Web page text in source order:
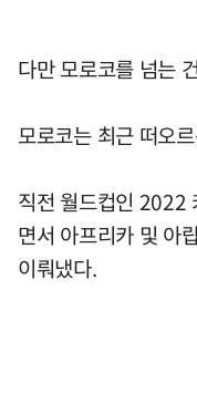
다만 모로코를 넘는
모로코는 최근 떠오
직전 월드컵인 2022
면서 아프리카 및 아
이뤄냈다.